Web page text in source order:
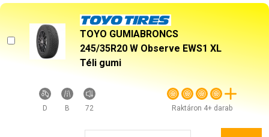
TOYO GUMIABRONCS
245/35R20 W Observe EWS1 XL
Téli gumi
D B 72 Raktáron 4+ darab